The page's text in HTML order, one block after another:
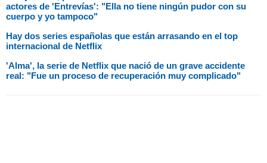
actores de 'Entrevías': "Ella no tiene ningún pudor con su
cuerpo y yo tampoco"
Hay dos series españolas que están arrasando en el top
internacional de Netflix
'Alma', la serie de Netflix que nació de un grave accidente
real: "Fue un proceso de recuperación muy complicado"